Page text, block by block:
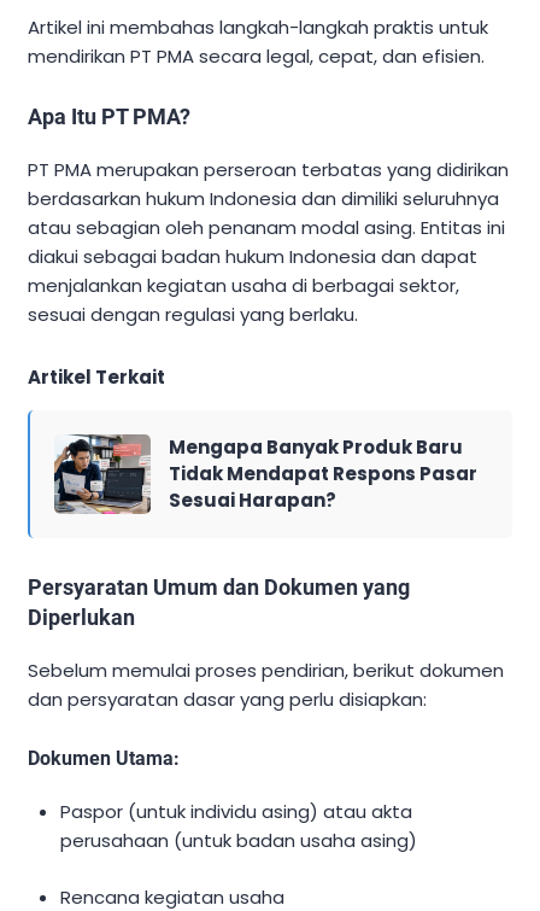
Artikel ini membahas langkah-langkah praktis untuk
mendirikan PT PMA secara legal, cepat, dan efisien.
Apa Itu PT PMA?
PT PMA merupakan perseroan terbatas yang didirikan
berdasarkan hukum Indonesia dan dimiliki seluruhnya
atau sebagian oleh penanam modal asing. Entitas ini
diakui sebagai badan hukum Indonesia dan dapat
menjalankan kegiatan usaha di berbagai sektor,
sesuai dengan regulasi yang berlaku.
Artikel Terkait
Mengapa Banyak Produk Baru
Tidak Mendapat Respons Pasar
Sesuai Harapan?
Persyaratan Umum dan Dokumen yang
Diperlukan
Sebelum memulai proses pendirian, berikut dokumen
dan persyaratan dasar yang perlu disiapkan:
Dokumen Utama:
Paspor (untuk individu asing) atau akta
perusahaan (untuk badan usaha asing)
Rencana kegiatan usaha